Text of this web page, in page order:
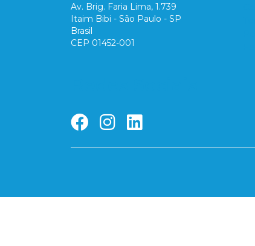
Av. Brig. Faria Lima, 1.739
Itaim Bibi - São Paulo - SP
Brasil
CEP 01452-001